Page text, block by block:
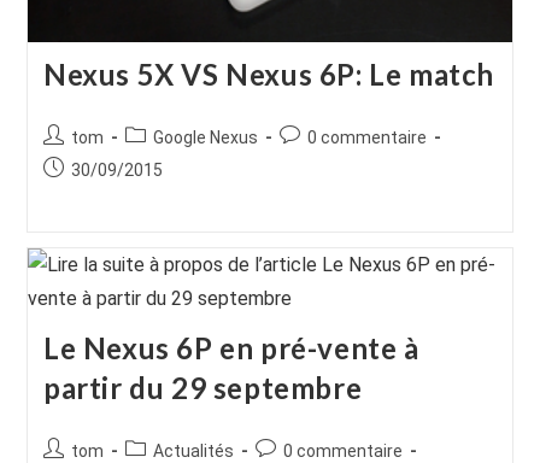
Nexus 5X VS Nexus 6P: Le match
Auteur/autrice
de
tom
Post
category:
Google Nexus
Commentaires
0 commentaire
Publication
30/09/2015
Le Nexus 6P en pré-vente à
partir du 29 septembre
Auteur/autrice
tom
PostActualités
Commentaires
0 commentaire